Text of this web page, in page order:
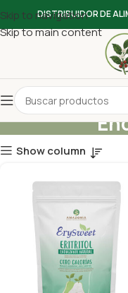
Skip to navigation
Skip to main content
DISTRIBUIDOR DE
Show column